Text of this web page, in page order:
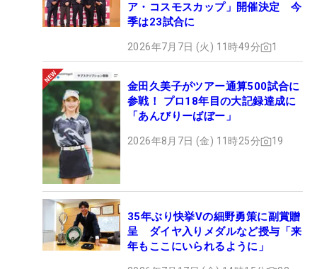
ア・コスモスカップ」開催決定 今
季は23試合に
2026年7月7日 (火) 11時49分 1
金田久美子がツアー通算500試合に
参戦！ プロ18年目の大記録達成に
「あんびりーばぼー」
2026年8月7日 (金) 11時25分 19
35年ぶり快挙Vの細野勇策に副賞贈
呈 ダイヤ入りメダルなど授与「来
年もここにいられるように」